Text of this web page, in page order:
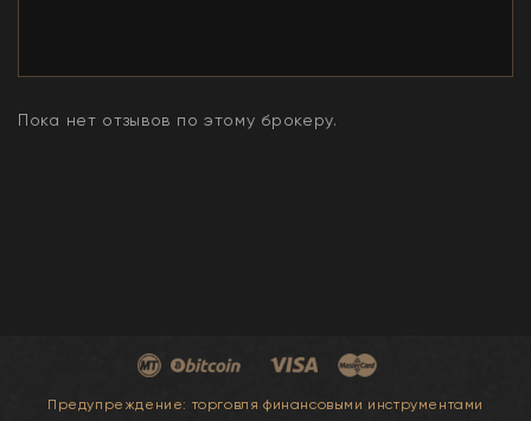
Пока нет отзывов по этому брокеру.
Предупреждение: торговля финансовыми инструментами